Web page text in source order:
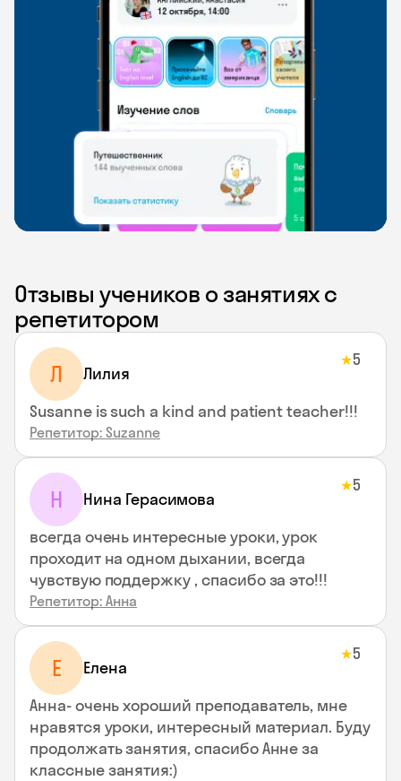
Отзывы учеников о занятиях с
репетитором
Л Лилия
★5
Susanne is such a kind and patient teacher!!!
Репетитор: Suzanne
Н Нина Герасимова
★5
всегда очень интересные уроки, урок
проходит на одном дыхании, всегда
чувствую поддержку , спасибо за это!!!
Репетитор: Анна
Е Елена
★5
Анна- очень хороший преподаватель, мне
нравятся уроки, интересный материал. Буду
продолжать занятия, спасибо Анне за
классные занятия:)